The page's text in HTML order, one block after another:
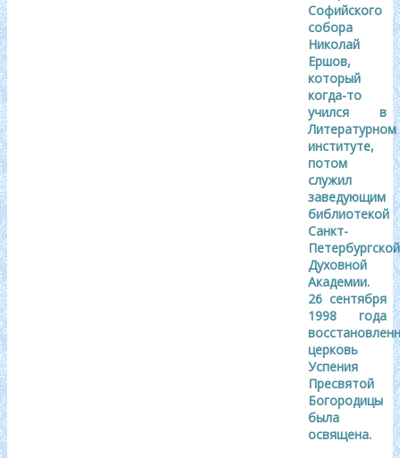
Софийского
собора
Николай
Ершов,
который
когда-то
учился в
Литературном
институте,
потом
служил
заведующим
библиотекой
Санкт-
Петербургской
Духовной
Академии.
26 сентября
1998
года
церковь
Успения
Пресвятой
Богородицы
была
освящена.